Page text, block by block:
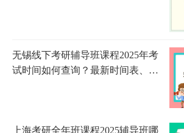
无锡线下考研辅导班课程2025年考
试时间如何查询？最新时间表、备
上海考研全年班课程2025辅导班哪